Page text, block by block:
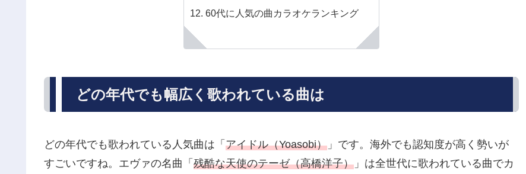
60代に人気の曲カラオケランキング
どの年代でも幅広く歌われている曲は
どの年代でも歌われている人気曲は「 アイドル（Yoasobi） 」です。海外でも認知度が高く勢いが
すごいですね。エヴァの名曲「 残酷な天使のテーゼ（高橋洋子） 」は全世代に歌われている曲でカ